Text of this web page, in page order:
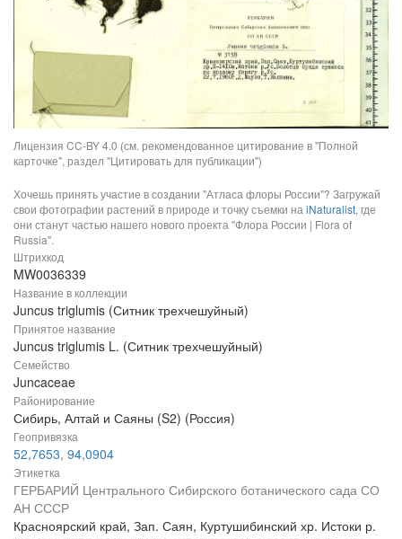
Лицензия CC-BY 4.0 (см. рекомендованное цитирование в "Полной
карточке", раздел "Цитировать для публикации")
Хочешь принять участие в создании "Атласа флоры России"? Загружай
свои фотографии растений в природе и точку съемки на iNaturalist, где
они станут частью нашего нового проекта "Флора России | Flora of
Russia".
Штрихкод
MW0036339
Название в коллекции
Juncus triglumis (Ситник трехчешуйный)
Принятое название
Juncus triglumis L. (Ситник трехчешуйный)
Семейство
Juncaceae
Районирование
Сибирь, Алтай и Саяны (S2) (Россия)
Геопривязка
52,7653, 94,0904
Этикетка
ГЕРБАРИЙ Центрального Сибирского ботанического сада СО
АН СССР
Красноярский край, Зап. Саян, Куртушибинский хр. Истоки р.